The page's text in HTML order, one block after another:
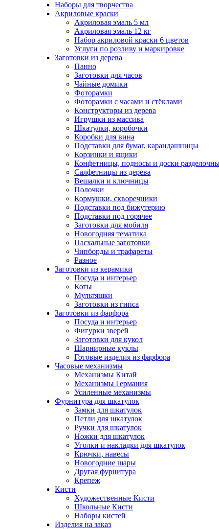
Наборы для творчества
Акриловые краски
Акриловая эмаль 5 мл
Акриловая эмаль 12 кг
Набор акриловой краски 6 цветов
Услуги по розливу и маркировке
Заготовки из дерева
Панно
Заготовки для часов
Чайные домики
Фоторамки
Фоторамки с часами и стёклами
Конструкторы из дерева
Игрушки из массива
Шкатулки, коробочки
Коробки для вина
Подставки для бумаг, карандашницы
Корзинки и ящики
Конфетницы, подносы и доски
Салфетницы из дерева
Вешалки и ключницы
Полочки
Кормушки, скворечники
Подставки под бижутерию
Подставки под горячее
Заготовки для мобиля
Новогодняя тематика
Пасхальные заготовки
Чипборды и трафареты
Разное
Заготовки из керамики
Посуда и интерьер
Коты
Мультяшки
Заготовки из гипса
Заготовки из фарфора
Посуда и интерьер
Фигурки зверей
Заготовки для кукол
Шарнирные куклы
Готовые изделия из фарфора
Часовые механизмы
Механизмы Китай
Механизмы Германия
Усиленные механизмы
Фурнитура для шкатулок
Замки для шкатулок
Петли для шкатулок
Ручки для шкатулок
Ножки для шкатулок
Уголки и накладки для шкатулок
Крючки, навесы
Новогодние шары
Другая фурнитура
Крепеж
Кисти
Художественные Кисти
Школьные Кисти
Наборы кистей
Изделия на заказ